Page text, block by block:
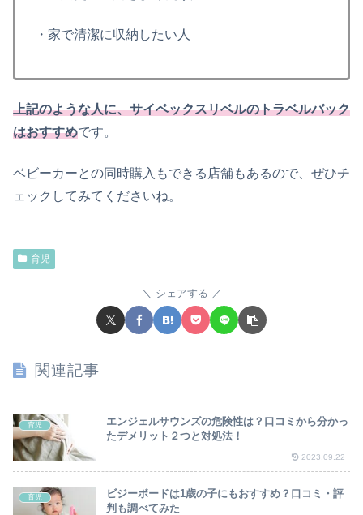
・家で清潔に収納したい人
上記のような人に、サイベックスリベルのトラベルバック
はおすすめです。
ベビーカーとの同時購入もできる店舗もあるので、ぜひチ
ェックしてみてくださいね。
育児
シェアする
関連記事
育児
エンジェルサウンズの危険性は？口コミから分かっ
たデメリット２つと対処法！
2023.09.22
育児
ビジーボードは1歳の子にもおすすめ？口コミ・評
判も調べてみた